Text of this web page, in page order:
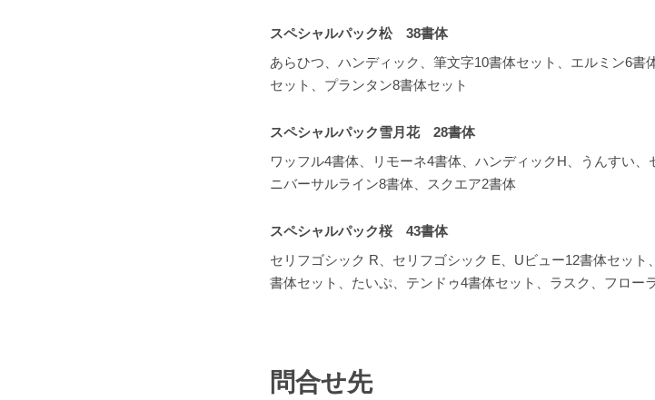
スペシャルパック松 38書体
あらひつ、ハンディック、筆文字10書体セット、エルミン6
セット、プランタン8書体セット
スペシャルパック雪月花 28書体
ワッフル4書体、リモーネ4書体、ハンディックH、うんすい
ニバーサルライン8書体、スクエア2書体
スペシャルパック桜 43書体
セリフゴシック R、セリフゴシック E、Uビュー12書体セッ
書体セット、たいぷ、テンドゥ4書体セット、ラスク、フロー
問合せ先